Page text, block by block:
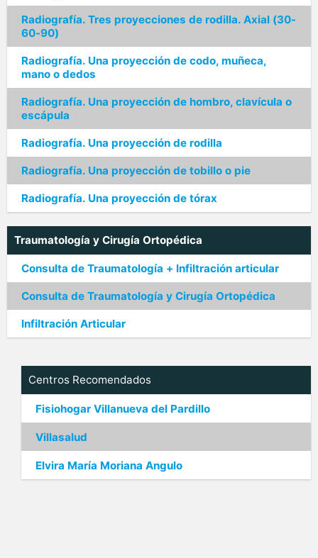
Radiografía. Tres proyecciones de rodilla. Axial (30-
60-90)
Radiografía. Una proyección de codo, muñeca,
mano o dedos
Radiografía. Una proyección de hombro, clavícula o
escápula
Radiografía. Una proyección de rodilla
Radiografía. Una proyección de tobillo o pie
Radiografía. Una proyección de tórax
Traumatología y Cirugía Ortopédica
Consulta de Traumatología + Infiltración articular
Consulta de Traumatología y Cirugía Ortopédica
Infiltración Articular
Centros Recomendados
Fisiohogar Villanueva del Pardillo
Villasalud
Elvira María Moriana Angulo